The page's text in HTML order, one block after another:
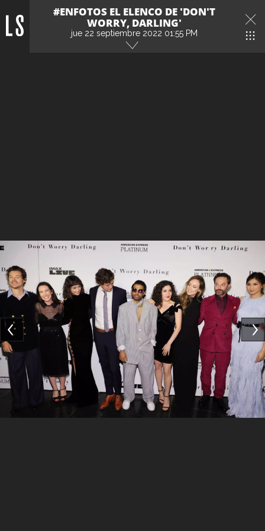
#ENFOTOS EL ELENCO DE 'DON'T
WORRY, DARLING'
jue 22 septiembre 2022 01:55 PM